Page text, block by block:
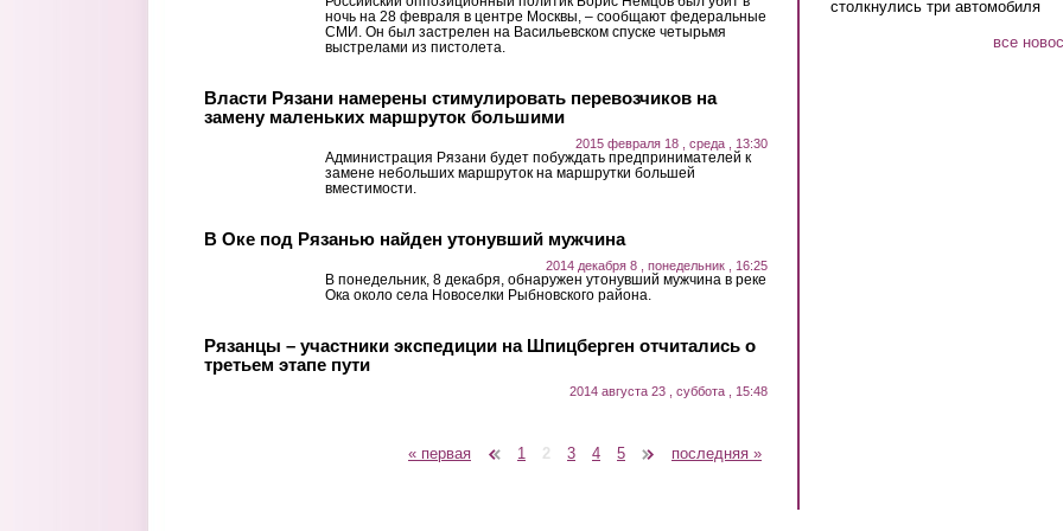
ночь на 28 февраля в центре Москвы, – сообщают федеральные
СМИ. Он был застрелен на Васильевском спуске четырьмя
выстрелами из пистолета.
Власти Рязани намерены стимулировать перевозчиков на
замену маленьких маршруток большими
2015 февраля 18 , среда , 13:30
Администрация Рязани будет побуждать предпринимателей к
замене небольших маршруток на маршрутки большей
вместимости.
В Оке под Рязанью найден утонувший мужчина
2014 декабря 8 , понедельник , 16:25
В понедельник, 8 декабря, обнаружен утонувший мужчина в реке
Ока около села Новоселки Рыбновского района.
Рязанцы – участники экспедиции на Шпицберген отчитались о
третьем этапе пути
2014 августа 23 , суббота , 15:48
« первая 1 2 3 4 5 последняя »
столкнулись три автомобиля
все